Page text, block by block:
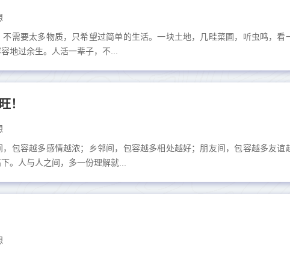
需要太多物质，只希望过简单的生活。一块土地，几畦菜圃，听虫鸣，看
地过余生。人活一辈子，不...
！
包容越多感情越浓；乡邻间，包容越多相处越好；朋友间，包容越多友谊
。人与人之间，多一份理解就...